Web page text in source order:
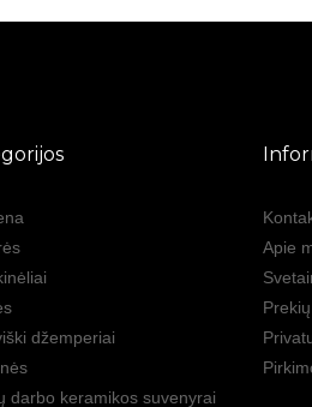
džemperiai
darbo keramikos suvenyrai
Apie